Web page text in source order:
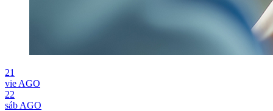
21
vie AGO
22
sáb AGO